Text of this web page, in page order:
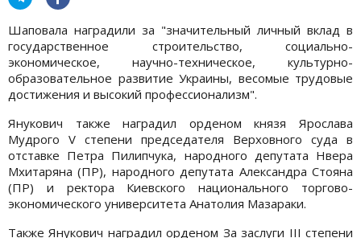
Шаповала наградили за "значительный личный вклад в
государственное строительство, социально-
экономическое, научно-техническое, культурно-
образовательное развитие Украины, весомые трудовые
достижения и высокий профессионализм".
Янукович также наградил орденом князя Ярослава
Мудрого V степени председателя Верховного суда в
отставке Петра Пилипчука, народного депутата Нвера
Мхитаряна (ПР), народного депутата Александра Стояна
(ПР) и ректора Киевского национального торгово-
экономического университета Анатолия Мазараки.
Также Янукович наградил орденом За заслуги III степени